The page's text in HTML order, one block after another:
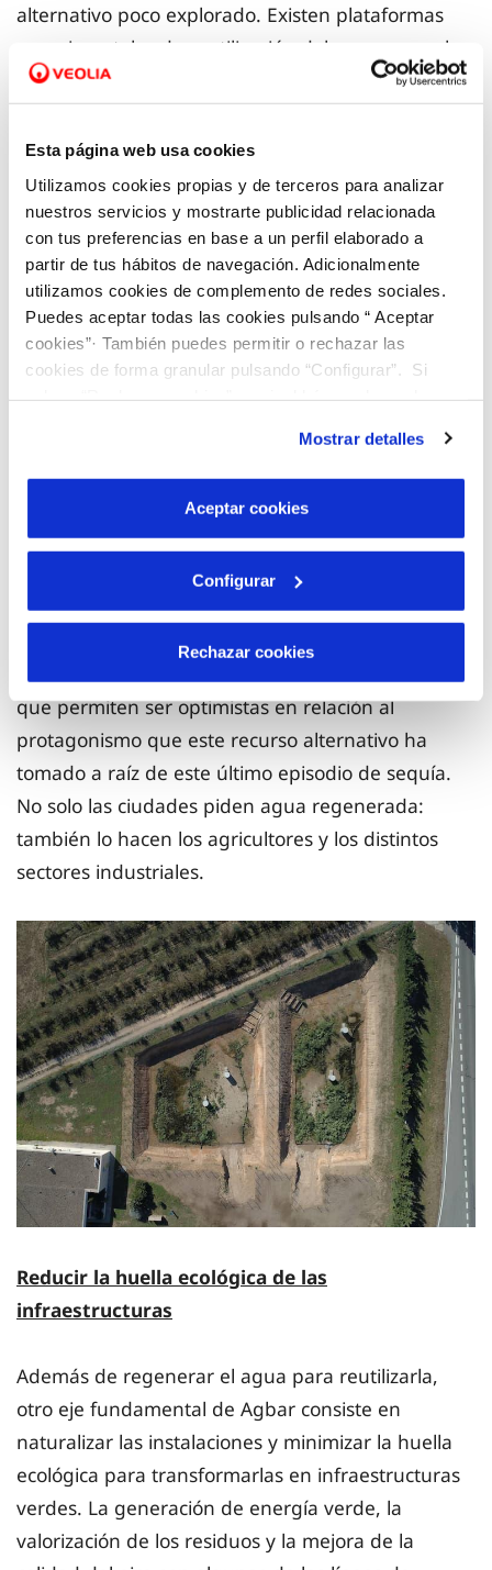
Esta página web usa cookies
Utilizamos cookies propias y de terceros para analizar
nuestros servicios y mostrarte publicidad relacionada
con tus preferencias en base a un perfil elaborado a
partir de tus hábitos de navegación. Adicionalmente
utilizamos cookies de complemento de redes sociales.
Puedes aceptar todas las cookies pulsando “ Aceptar
cookies”· También puedes permitir o rechazar las
cookies de forma granular pulsando “Configurar”. Si
son indispensables para que el sitio web funcione y que
por tanto no se pueden desactivar. Puedes consultar
más información en nuestraPolítica de Cookies
Mostrar detalles
Aceptar cookies
Configurar
Rechazar cookies
alternativo poco explorado. Existen plataformas
experimentales de reutilización del agua, como la
que se está desarrollando en la
depuradora de
Mataró, fruto de la colaboración público-privada.
Un proyecto impulsado por el
del Maresmey por laACAque está operado por
CETAQUA, el centro tecnológico de Agbar, en
colaboración conSIMMAR . Esta iniciativa persigue
demostrar la viabilidad técnica y económica de la
regeneración del agua tratada en la depuradora
de Mataró.
En el Camp de Tarragona, concretamente en la
COMAIGUAimpulsa el
proyectoLIFE REMAR, con el objetivo de
demostrar la viabilidad de la recarga del acuífero
del Baix Camp con aguas residuales, mediante
una tecnología de recarga de acuíferos
gestionados con barreras reactivas. Existen otras
iniciativas, en otros puntos de las cuencas internas
de Cataluña, en el ámbito del agua regenerada
que permiten ser optimistas en relación al
protagonismo que este recurso alternativo ha
tomado a raíz de este último episodio de sequía.
No solo las ciudades piden agua regenerada:
también lo hacen los agricultores y los distintos
sectores industriales.
Reducir la huella ecológica de las
infraestructuras
Además de regenerar el agua para reutilizarla,
otro eje fundamental de Agbar consiste en
naturalizar las instalaciones y minimizar la huella
ecológica para transformarlas en infraestructuras
verdes. La generación de energía verde, la
valorización de los residuos y la mejora de la